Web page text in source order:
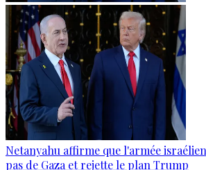
Netanyahu affirme que l'armée
pas de Gaza et rejette le plan Trump